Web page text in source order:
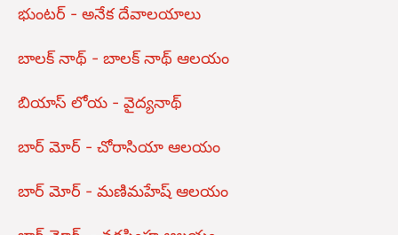
భుంటర్ - అనేక దేవాలయాలు
బాలక్ నాథ్ - బాలక్ నాథ్ ఆలయం
బియాస్ లోయ - వైద్యనాథ్
బార్ మోర్ - చోరాసియా ఆలయం
బార్ మోర్ - మణిమహేష్ ఆలయం